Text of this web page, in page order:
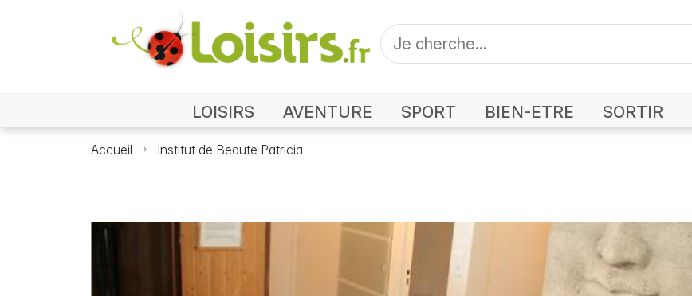
LOISIRS AVENTURE SPORT BIEN-ETRE SORTIR
Accueil Institut de Beaute Patricia
Photo Institut de Beaute Patricia